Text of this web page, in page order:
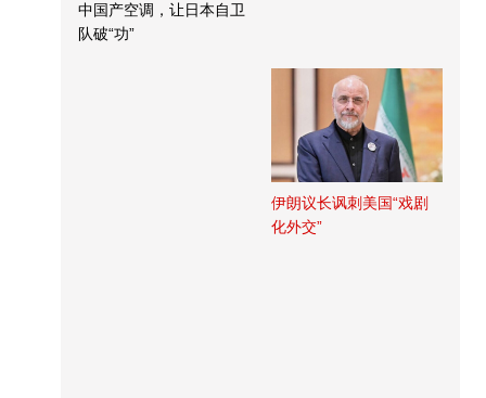
中国产空调，让日本自卫
队破“功”
伊朗议长讽刺美国“戏剧
化外交”